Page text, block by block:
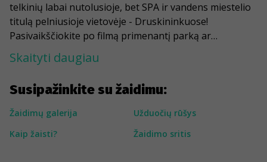
Susipažinkite su žaidimu:
Žaidimų galerija
Užduočių rūšys
Kaip žaisti?
Žaidimo sritis
telkinių labai nutolusioje, bet SPA ir vandens miestelio
titulą pelniusioje vietovėje - Druskininkuose!
Pasivaikščiokite po filmą primenantį parką ar
mėgaukitės vaizdu į du ežerus miestelio centre, kur
rastite geltoną apverstą namelį. Gigantiškas bronzinis
zodiako laikrodžio, rodančio valandas miesteliui.
Nepamirškite patikrinti vandens temperatūros „Grožio
šaltinyje“ ir padainuoti pritardami muzikiniam fontanui.
Unikaliausi Druskininkų kampeliai ir gražiausi vandens
Skaityti daugiau